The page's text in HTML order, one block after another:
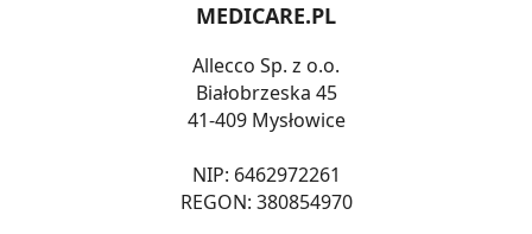
MEDICARE.PL
Allecco Sp. z o.o.
Białobrzeska 45
41-409 Mysłowice
NIP: 6462972261
REGON: 380854970